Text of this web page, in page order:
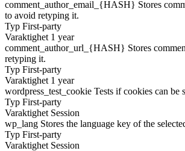
comment_author_email_{HASH} Stores
to avoid retyping it.
Typ First-party
Varaktighet 1 year
comment_author_url_{HASH} Stores
retyping it.
Typ First-party
Varaktighet 1 year
wordpress_test_cookie Tests if cookies can be
Typ First-party
Varaktighet Session
wp_lang Stores the language key of the
Typ First-party
Varaktighet Session